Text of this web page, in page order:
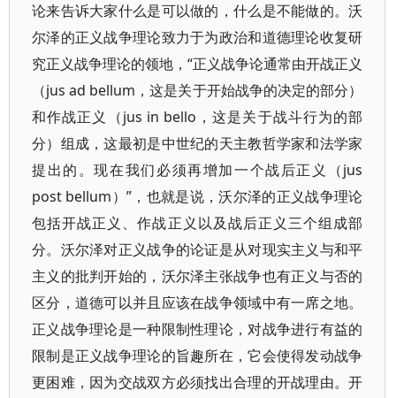
论来告诉大家什么是可以做的，什么是不能做的。沃
尔泽的正义战争理论致力于为政治和道德理论收复研
究正义战争理论的领地，“正义战争论通常由开战正义
（jus ad bellum，这是关于开始战争的决定的部分）
和作战正义（jus in bello，这是关于战斗行为的部
分）组成，这最初是中世纪的天主教哲学家和法学家
提出的。现在我们必须再增加一个战后正义（jus
post bellum）”，也就是说，沃尔泽的正义战争理论
包括开战正义、作战正义以及战后正义三个组成部
分。沃尔泽对正义战争的论证是从对现实主义与和平
主义的批判开始的，沃尔泽主张战争也有正义与否的
区分，道德可以并且应该在战争领域中有一席之地。
正义战争理论是一种限制性理论，对战争进行有益的
限制是正义战争理论的旨趣所在，它会使得发动战争
更困难，因为交战双方必须找出合理的开战理由。开